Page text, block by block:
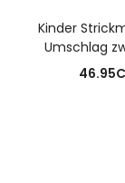
Kinder
Umschlag
46.95